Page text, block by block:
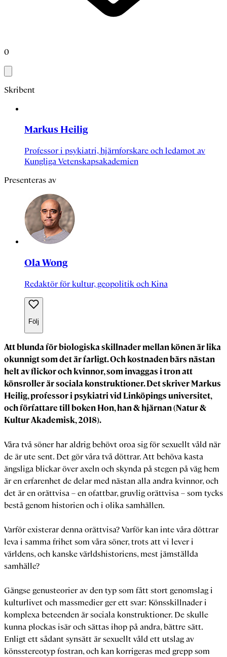
0
Skribent
Markus Heilig
Professor i psykiatri, hjärnforskare och ledamot av
Kungliga Vetenskapsakademien
Presenteras av
Ola Wong
Redaktör för kultur, geopolitik och Kina
Följ
Att blunda för biologiska skillnader mellan könen är lika
okunnigt som det är farligt. Och kostnaden bärs nästan
helt av flickor och kvinnor, som invaggas i tron att
könsroller är sociala konstruktioner. Det skriver Markus
Heilig, professor i psykiatri vid Linköpings universitet,
och författare till boken Hon, han & hjärnan (Natur &
Kultur Akademisk, 2018).
Våra två söner har aldrig behövt oroa sig för sexuellt våld när
de är ute sent. Det gör våra två döttrar. Att behöva kasta
ängsliga blickar över axeln och skynda på stegen på väg hem
är en erfarenhet de delar med nästan alla andra kvinnor, och
det är en orättvisa – en ofattbar, gruvlig orättvisa – som tycks
bestå genom historien och i olika samhällen.
Varför existerar denna orättvisa? Varför kan inte våra döttrar
leva i samma frihet som våra söner, trots att vi lever i
världens, och kanske världshistoriens, mest jämställda
samhälle?
Gängse genusteorier av den typ som fått stort genomslag i
kulturlivet och massmedier ger ett svar: Könsskillnader i
komplexa beteenden är sociala konstruktioner. De skulle
kunna plockas isär och sättas ihop på andra, bättre sätt.
Enligt ett sådant synsätt är sexuellt våld ett utslag av
könsstereotyp fostran, och kan korrigeras med grepp som